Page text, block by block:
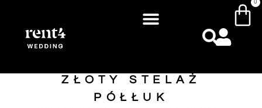
0
ZŁOTY STELAŻ
PÓŁŁUK